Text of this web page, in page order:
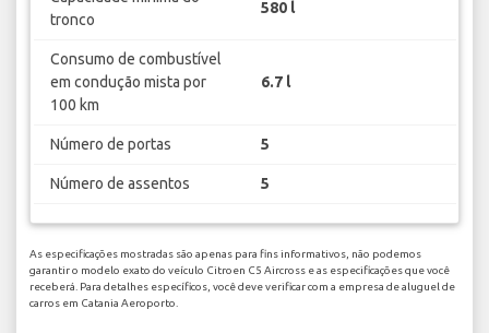
tronco
580 l
Consumo de combustível
em condução mista por
100 km
6.7 l
Número de portas 5
Número de assentos 5
As especificações mostradas são apenas para fins informativos, não podemos
garantir o modelo exato do veículo Citroen C5 Aircross e as especificações que você
receberá. Para detalhes específicos, você deve verificar com a empresa de aluguel de
carros em Catania Aeroporto.